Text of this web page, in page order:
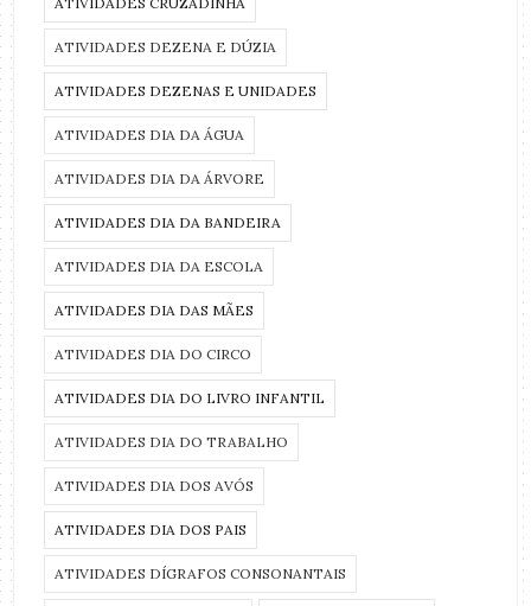
ATIVIDADES DEZENA E DÚZIA
ATIVIDADES DEZENAS E UNIDADES
ATIVIDADES DIA DA ÁGUA
ATIVIDADES DIA DA ÁRVORE
ATIVIDADES DIA DA BANDEIRA
ATIVIDADES DIA DA ESCOLA
ATIVIDADES DIA DAS MÃES
ATIVIDADES DIA DO CIRCO
ATIVIDADES DIA DO LIVRO INFANTIL
ATIVIDADES DIA DO TRABALHO
ATIVIDADES DIA DOS AVÓS
ATIVIDADES DIA DOS PAIS
ATIVIDADES DÍGRAFOS CONSONANTAIS